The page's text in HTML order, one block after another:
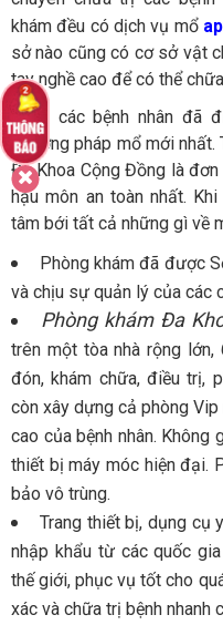
khám đều có dịch vụ mổ
sở nào cũng có cơ sở vật
tay nghề cao để có thể
Theo các bệnh nhân đã
phương pháp mổ mới nhất.
Đa Khoa Cộng Đồng là
hậu môn an toàn nhất.
tâm bới tất cả những gì về
Phòng khám đã được
và chịu sự quản lý của các
Phòng khám Đa
trên một tòa nhà rộng
đón, khám chữa, điều trị,
còn xây dựng cả phòng
cao của bệnh nhân. Không
thiết bị máy móc hiện đại.
bảo vô trùng.
Trang thiết bị, dụng
nhập khẩu từ các quốc
thế giới, phục vụ tốt cho
xác và chữa trị bệnh nhanh